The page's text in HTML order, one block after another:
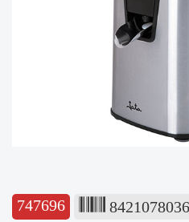
747696